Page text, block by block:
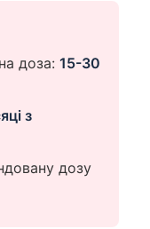
доза: 15-30
з
дозу